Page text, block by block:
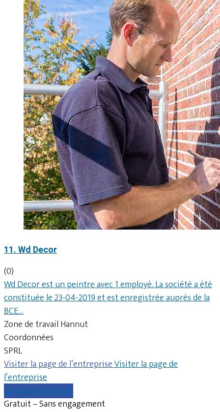
11. Wd Decor
(0)
Wd Decor est un peintre avec 1 employé. La société a été
constituée le 23-04-2019 et est enregistrée auprès de la
BCE…
Zone de travail Hannut
Coordonnées
SPRL
Visiter la page de l’entrepriseVisiter la page de
l’entreprise
Comparer les devis
Gratuit – Sans engagement